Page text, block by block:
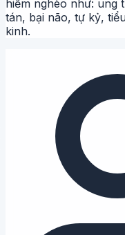
hiểm nghèo như: ung
tán, bại não, tự kỷ,
kinh.